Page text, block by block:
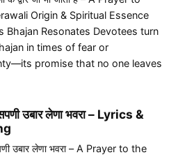
Origin & Spiritual Essence
Bhajan Resonates Devotees turn
in times of fear or
promise that no one leaves
उबार लेणा भवरा – Lyrics &
उबार लेणा भवरा – A Prayer to the